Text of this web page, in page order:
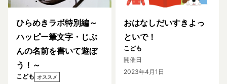
ひらめきラボ特別編～
ハッピー筆文字・じぶ
んの名前を書いて遊ぼ
う！～
こども オススメ
おはなしだいすきよっ
といで！
こども
開催日
2023年4月1日